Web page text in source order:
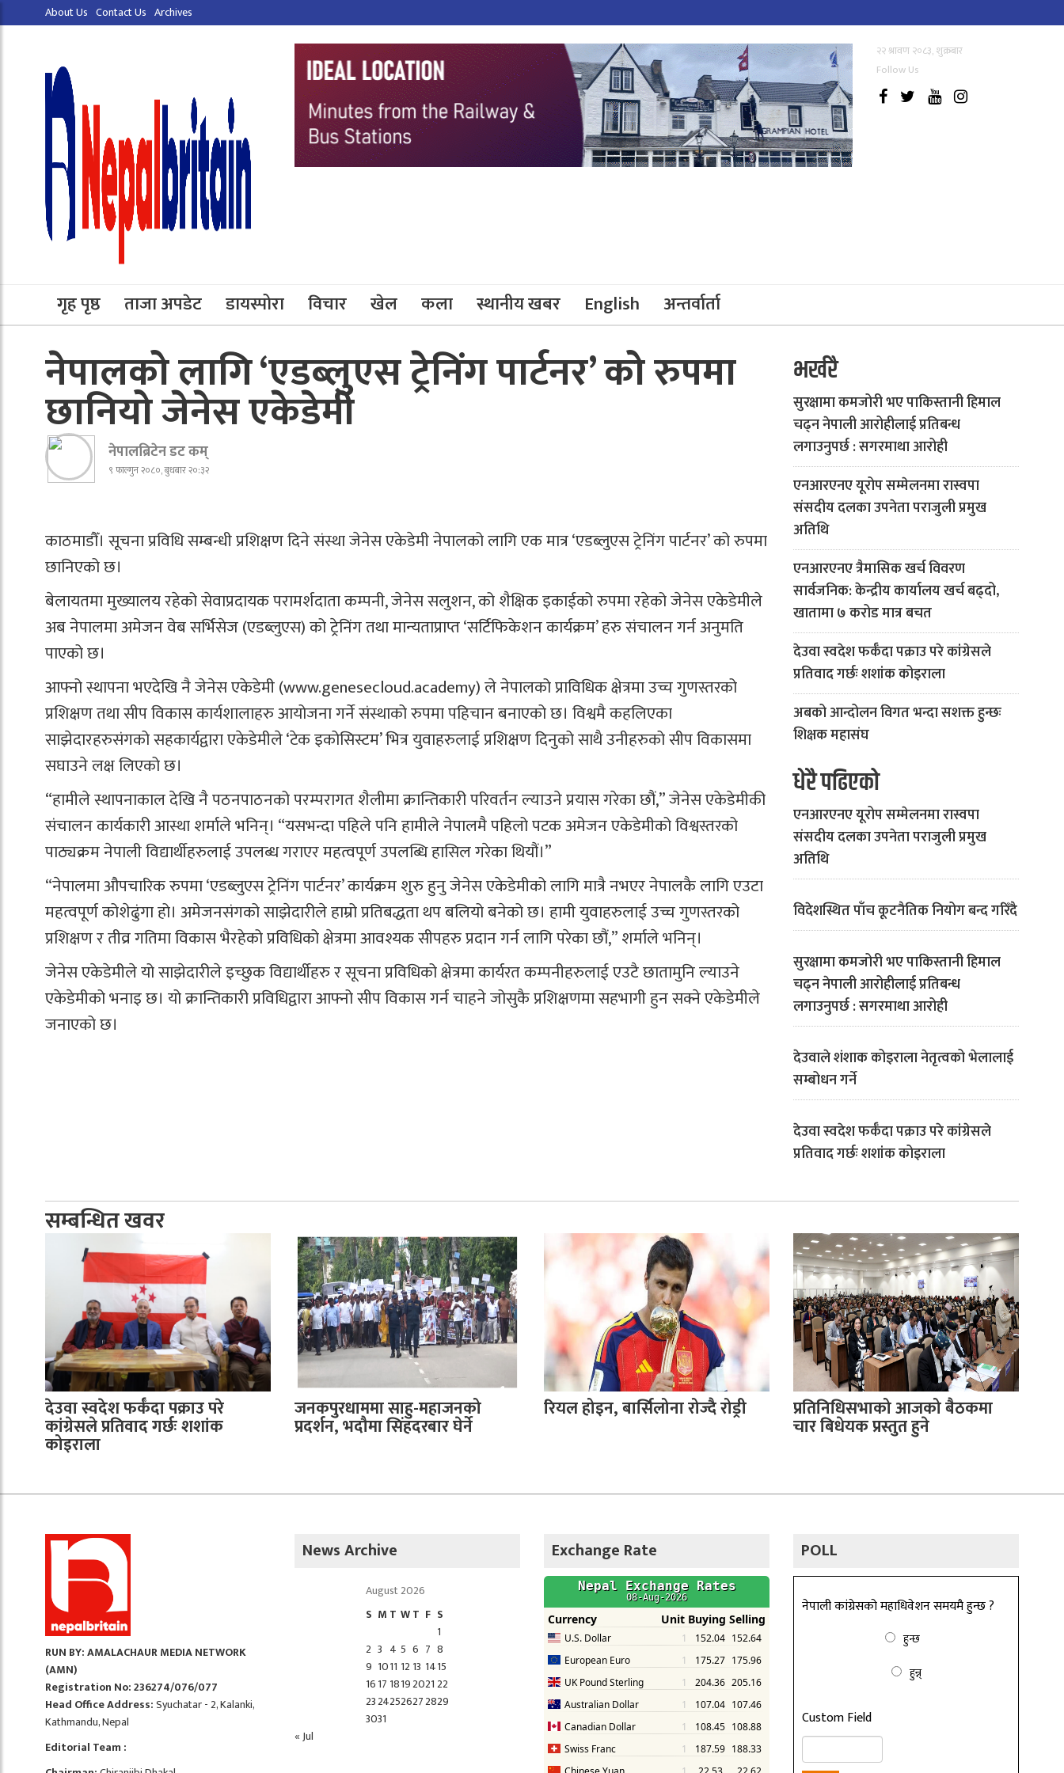
About Us Contact Us Archives
२२ श्रावण २०८३, शुक्रबार
Follow Us
गृह पृष्ठ ताजा अपडेट डायस्पोरा विचार खेल कला स्थानीय खबर English अन्तर्वार्ता
नेपालको लागि ‘एडब्लुएस ट्रेनिंग पार्टनर’ को रुपमा
छानियो जेनेस एकेडेमी
नेपालब्रिटेन डट कम्
९ फाल्गुन २०८०, बुधबार २०:३२
काठमाडौँ। सूचना प्रविधि सम्बन्धी प्रशिक्षण दिने संस्था जेनेस एकेडेमी नेपालको लागि एक मात्र ‘एडब्लुएस ट्रेनिंग पार्टनर’ को रुपमा
छानिएको छ।
बेलायतमा मुख्यालय रहेको सेवाप्रदायक परामर्शदाता कम्पनी, जेनेस सलुशन, को शैक्षिक इकाईको रुपमा रहेको जेनेस एकेडेमीले
अब नेपालमा अमेजन वेब सर्भिसेज (एडब्लुएस) को ट्रेनिंग तथा मान्यताप्राप्त ‘सर्टिफिकेशन कार्यक्रम’ हरु संचालन गर्न अनुमति
पाएको छ।
आफ्नो स्थापना भएदेखि नै जेनेस एकेडेमी (www.genesecloud.academy) ले नेपालको प्राविधिक क्षेत्रमा उच्च गुणस्तरको
प्रशिक्षण तथा सीप विकास कार्यशालाहरु आयोजना गर्ने संस्थाको रुपमा पहिचान बनाएको छ। विश्वमै कहलिएका
साझेदारहरुसंगको सहकार्यद्वारा एकेडेमीले ‘टेक इकोसिस्टम’ भित्र युवाहरुलाई प्रशिक्षण दिनुको साथै उनीहरुको सीप विकासमा
सघाउने लक्ष लिएको छ।
“हामीले स्थापनाकाल देखि नै पठनपाठनको परम्परागत शैलीमा क्रान्तिकारी परिवर्तन ल्याउने प्रयास गरेका छौं,” जेनेस एकेडेमीकी
संचालन कार्यकारी आस्था शर्माले भनिन्। “यसभन्दा पहिले पनि हामीले नेपालमै पहिलो पटक अमेजन एकेडेमीको विश्वस्तरको
पाठ्यक्रम नेपाली विद्यार्थीहरुलाई उपलब्ध गराएर महत्वपूर्ण उपलब्धि हासिल गरेका थियौं।”
“नेपालमा औपचारिक रुपमा ‘एडब्लुएस ट्रेनिंग पार्टनर’ कार्यक्रम शुरु हुनु जेनेस एकेडेमीको लागि मात्रै नभएर नेपालकै लागि एउटा
महत्वपूर्ण कोशेढुंगा हो। अमेजनसंगको साझेदारीले हाम्रो प्रतिबद्धता थप बलियो बनेको छ। हामी युवाहरुलाई उच्च गुणस्तरको
प्रशिक्षण र तीव्र गतिमा विकास भैरहेको प्रविधिको क्षेत्रमा आवश्यक सीपहरु प्रदान गर्न लागि परेका छौं,” शर्माले भनिन्।
जेनेस एकेडेमीले यो साझेदारीले इच्छुक विद्यार्थीहरु र सूचना प्रविधिको क्षेत्रमा कार्यरत कम्पनीहरुलाई एउटै छातामुनि ल्याउने
एकेडेमीको भनाइ छ। यो क्रान्तिकारी प्रविधिद्वारा आफ्नो सीप विकास गर्न चाहने जोसुकै प्रशिक्षणमा सहभागी हुन सक्ने एकेडेमीले
जनाएको छ।
भर्खरै
सुरक्षामा कमजोरी भए पाकिस्तानी हिमाल
चढ्न नेपाली आरोहीलाई प्रतिबन्ध
लगाउनुपर्छ : सगरमाथा आरोही
एनआरएनए यूरोप सम्मेलनमा रास्वपा
संसदीय दलका उपनेता पराजुली प्रमुख
अतिथि
एनआरएनए त्रैमासिक खर्च विवरण
सार्वजनिक: केन्द्रीय कार्यालय खर्च बढ्दो,
खातामा ७ करोड मात्र बचत
देउवा स्वदेश फर्कँदा पक्राउ परे कांग्रेसले
प्रतिवाद गर्छः शशांक कोइराला
अबको आन्दोलन विगत भन्दा सशक्त हुन्छः
शिक्षक महासंघ
धेरै पढिएको
एनआरएनए यूरोप सम्मेलनमा रास्वपा
संसदीय दलका उपनेता पराजुली प्रमुख
अतिथि
विदेशस्थित पाँच कूटनैतिक नियोग बन्द गरिँदै
सुरक्षामा कमजोरी भए पाकिस्तानी हिमाल
चढ्न नेपाली आरोहीलाई प्रतिबन्ध
लगाउनुपर्छ : सगरमाथा आरोही
देउवाले शंशाक कोइराला नेतृत्वको भेलालाई
सम्बोधन गर्ने
देउवा स्वदेश फर्कँदा पक्राउ परे कांग्रेसले
प्रतिवाद गर्छः शशांक कोइराला
सम्बन्धित खवर
देउवा स्वदेश फर्कँदा पक्राउ परे
कांग्रेसले प्रतिवाद गर्छः शशांक
कोइराला
जनकपुरधाममा साहु-महाजनको
प्रदर्शन, भदौमा सिंहदरबार घेर्ने
रियल होइन, बार्सिलोना रोज्दै रोड्री प्रतिनिधिसभाको आजको बैठकमा
चार बिधेयक प्रस्तुत हुने
RUN BY: AMALACHAUR MEDIA NETWORK
(AMN)
Registration No: 236274/076/077
Head Office Address:Syuchatar - 2, Kalanki,
Kathmandu, Nepal
Editorial Team :
News Archive
August 2026
S M T WT F S
1
2 3 4 5 6 7 8
9 1011 12 13 1415
1617 1819202122
23242526272829
3031
« Jul
Exchange Rate POLL
नेपाली कांग्रेसको महाधिवेशन समयमै हुन्छ ?
हुन्छ
हुन्न्
Custom Field